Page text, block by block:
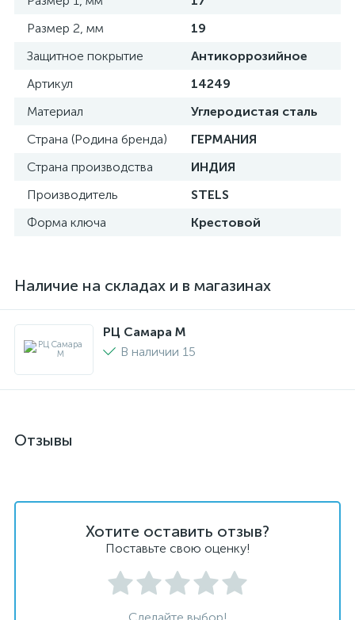
Размер 2, мм
19
Защитное покрытие
Антикоррозийное
Артикул
14249
Материал
Углеродистая сталь
Страна (Родина бренда)
ГЕРМАНИЯ
Страна производства
ИНДИЯ
Производитель
STELS
Форма ключа
Крестовой
Наличие на складах и в магазинах
РЦ Самара M
В наличии 15
Отзывы
Хотите оставить отзыв?
Поставьте свою оценку!